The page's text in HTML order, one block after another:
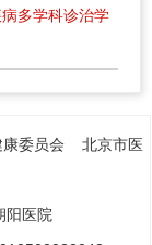
多学科诊治学
委员会
北京市医
阳医院